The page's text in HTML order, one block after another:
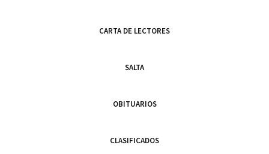
CARTA DE LECTORES
SALTA
OBITUARIOS
CLASIFICADOS